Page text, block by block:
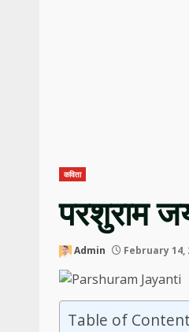
कविता
परशुराम
Admin February 14,
Table of